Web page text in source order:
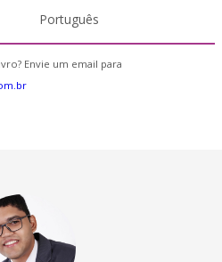
Português
Envie um email para